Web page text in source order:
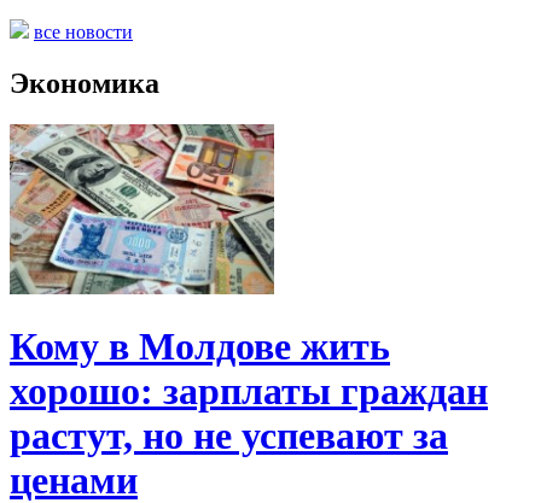
все новости
Экономика
Кому в Молдове жить
хорошо: зарплаты граждан
растут, но не успевают за
ценами